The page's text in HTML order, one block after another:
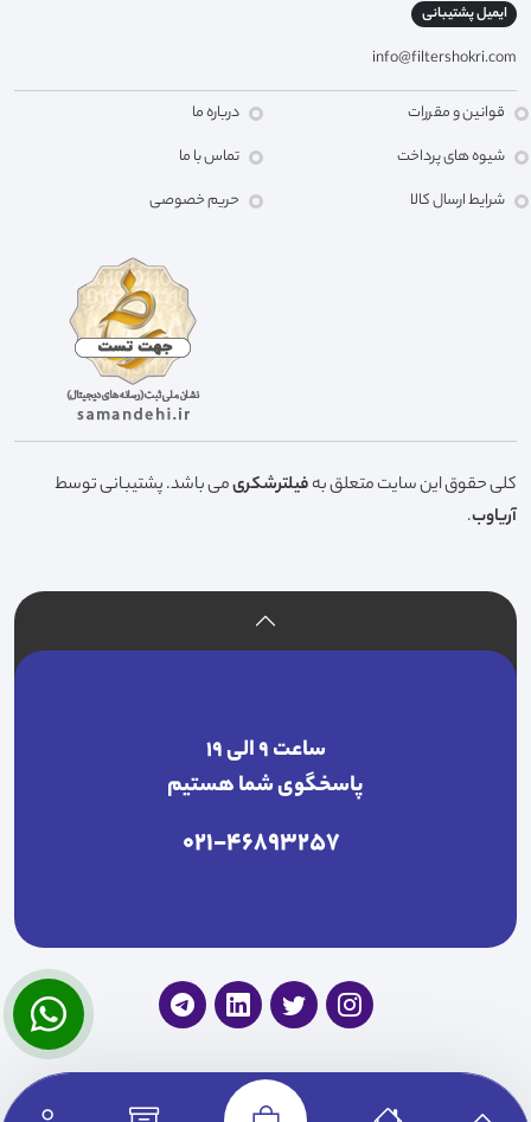
ایمیل پشتیبانی
info@filtershokri.com
قوانین و مقررات
شیوه های پرداخت
شرایط ارسال کالا
درباره ما
تماس با ما
حریم خصوصی
کلی حقوق این سایت متعلق بهفیلترشکریمی باشد. پشتیبانی توسط
آریاوب.
ساعت ۹ الی ۱۹
پاسخگوی شما هستیم
021-46893257